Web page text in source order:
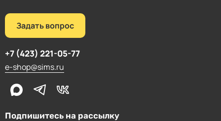
Подпишитесь на рассылку
Задать вопрос
+7 (423) 221-05-77
e-shop@sims.ru